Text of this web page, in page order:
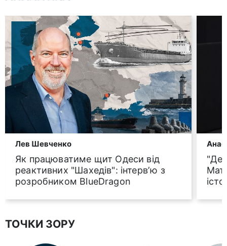
Лев Шевченко
Як працюватиме щит Одеси від
реактивних "Шахедів": інтервʼю з
розробником BlueDragon
ТОЧКИ ЗОРУ